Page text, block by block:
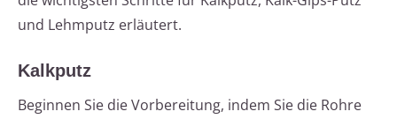
und Lehmputz erläutert.
Kalkputz
Beginnen Sie die Vorbereitung, indem Sie die Rohre